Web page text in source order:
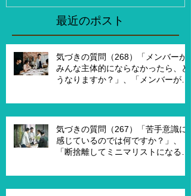
のですか？」最近のポスト
気づきの質問（268）「メンバーが
みんな主体的にならなかったら、ど
うなりますか？」、「メンバーが主
を実現したいですか？」、「XXさん
トを受ければ、主体的になります
か？」
気づきの質問（267）「苦手意識に
感じているのでは何ですか？」、
「断捨離してミニマリストになるの
うと違うのではないですか？」